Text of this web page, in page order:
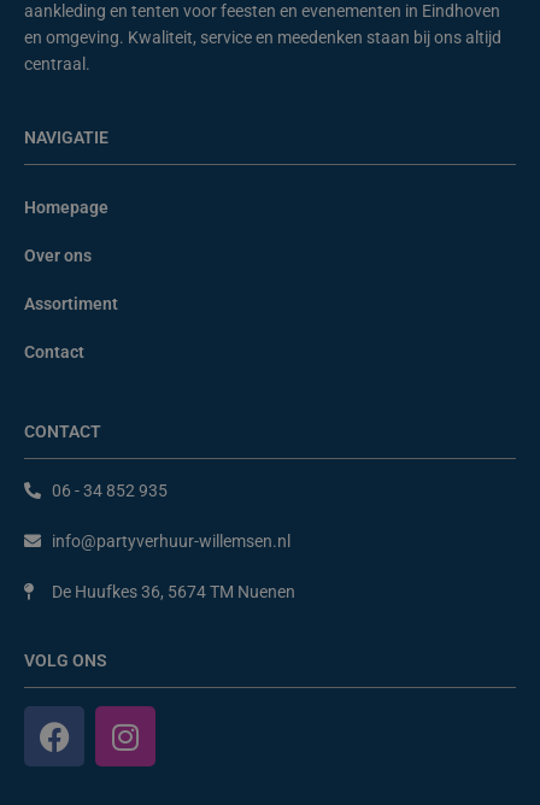
aankleding en tenten voor feesten en evenementen in Eindhoven
en omgeving. Kwaliteit, service en meedenken staan bij ons altijd
centraal.
NAVIGATIE
Homepage
Over ons
Assortiment
Contact
CONTACT
06 - 34 852 935
info@partyverhuur-willemsen.nl
De Huufkes 36, 5674 TM Nuenen
VOLG ONS
F
a
I
n